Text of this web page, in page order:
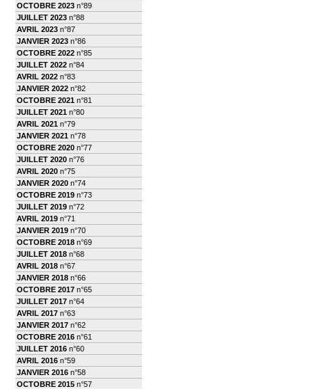
OCTOBRE 2023 n°89
JUILLET 2023 n°88
AVRIL 2023 n°87
JANVIER 2023 n°86
OCTOBRE 2022 n°85
JUILLET 2022 n°84
AVRIL 2022 n°83
JANVIER 2022 n°82
OCTOBRE 2021 n°81
JUILLET 2021 n°80
AVRIL 2021 n°79
JANVIER 2021 n°78
OCTOBRE 2020 n°77
JUILLET 2020 n°76
AVRIL 2020 n°75
JANVIER 2020 n°74
OCTOBRE 2019 n°73
JUILLET 2019 n°72
AVRIL 2019 n°71
JANVIER 2019 n°70
OCTOBRE 2018 n°69
JUILLET 2018 n°68
AVRIL 2018 n°67
JANVIER 2018 n°66
OCTOBRE 2017 n°65
JUILLET 2017 n°64
AVRIL 2017 n°63
JANVIER 2017 n°62
OCTOBRE 2016 n°61
JUILLET 2016 n°60
AVRIL 2016 n°59
JANVIER 2016 n°58
OCTOBRE 2015 n°57